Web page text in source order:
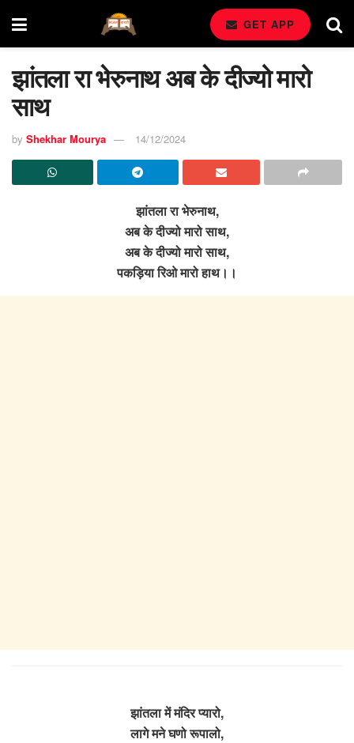
GET APP
झांतला रा भेरुनाथ अब के दीज्यो मारो
साथ
by Shekhar Mourya 14/12/2024
झांतला रा भेरुनाथ,
अब के दीज्यो मारो साथ,
अब के दीज्यो मारो साथ,
पकड़िया रिओ मारो हाथ।।
झांतला में मंदिर प्यारो,
लागे मने घणो रूपालो,